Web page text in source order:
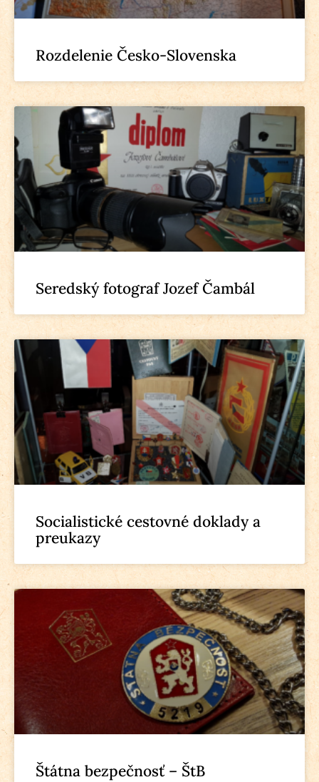
Rozdelenie Česko-Slovenska
Seredský fotograf Jozef Čambál
Socialistické cestovné doklady a
preukazy
Štátna bezpečnosť – ŠtB